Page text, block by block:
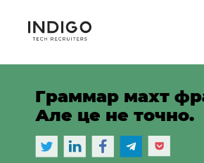
Граммар махт
Але це не точно.